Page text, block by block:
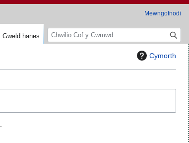
Cymorth
Mewngofnodi
Gweld hanes
C
h
i